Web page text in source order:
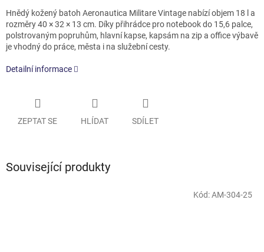
Hnědý kožený batoh Aeronautica Militare Vintage nabízí objem 18 l a
rozměry 40 × 32 × 13 cm. Díky přihrádce pro notebook do 15,6 palce,
polstrovaným popruhům, hlavní kapse, kapsám na zip a office výbavě
je vhodný do práce, města i na služební cesty.
Detailní informace
ZEPTAT SE HLÍDAT SDÍLET
Související produkty
Kód:AM-304-25